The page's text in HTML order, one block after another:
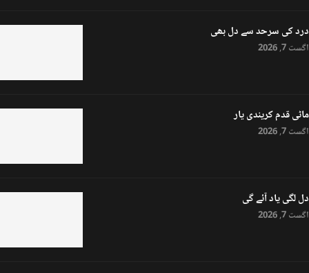
درد کی سرحد سے دل بھی
اگست 7, 2026
ماٹی قدم کریندی یار
اگست 7, 2026
دل لگی یاد آئے گی
اگست 7, 2026